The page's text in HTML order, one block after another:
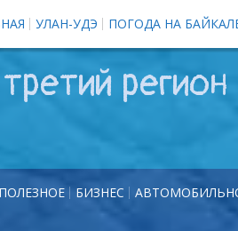
УЛАН-УДЭ ПОГОДА НА
регион
ПОЛЕЗНОЕ БИЗНЕС